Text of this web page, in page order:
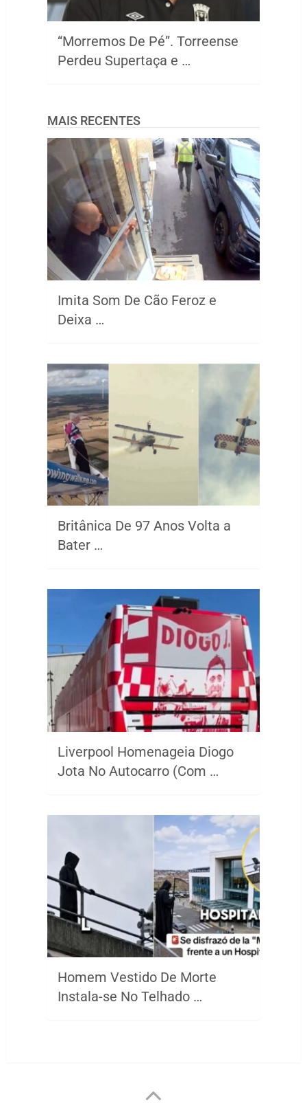
“Morremos De Pé”. Torreense
Perdeu Supertaça e …
MAIS RECENTES
Imita Som De Cão Feroz e
Deixa …
Britânica De 97 Anos Volta a
Bater …
Liverpool Homenageia Diogo
Jota No Autocarro (Com …
Homem Vestido De Morte
Instala-se No Telhado …